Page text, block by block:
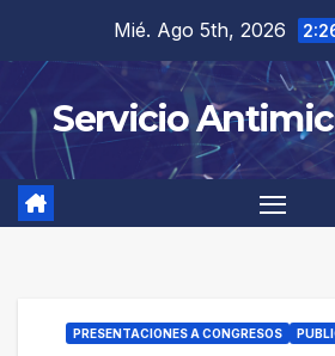
contenido
Mié. Ago 5th, 2026
Servicio
PRESENTACIONES A CONGRESOS